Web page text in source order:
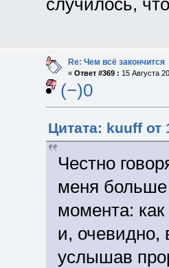
Re: Чем всё закончится
« Ответ #369 : 15 Августа
(−)0
Цитата: kuuff от
Честно
меня больше
момента:
и,
услышав